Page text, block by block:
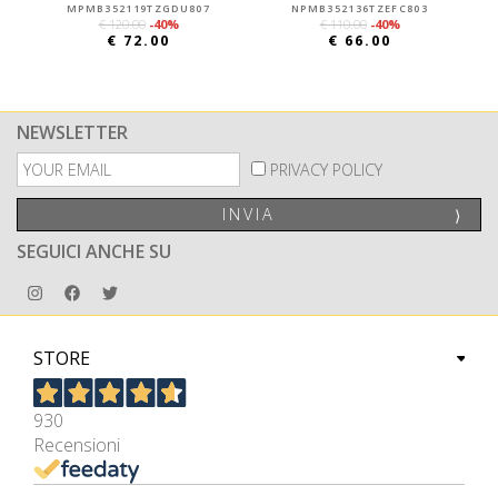
MPMB352119TZGDU807
€ 120.00 -40%
€ 72.00
NPMB352136TZEFC803
€ 110.00 -40%
€ 66.00
NEWSLETTER
PRIVACY POLICY
INVIA ⟩
SEGUICI ANCHE SU
STORE
930
Recensioni